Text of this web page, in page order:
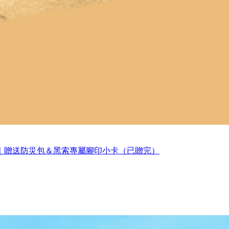
送防災包＆黑索專屬腳印小卡（已贈完）